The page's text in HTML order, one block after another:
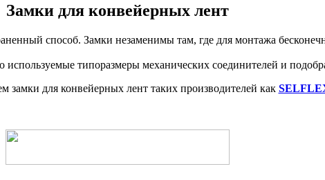
Замки для конвейерных лент
способ. Замки незаменимы там, где для монтажа
типоразмеры механических соединителей и
для конвейерных лент таких производителей как